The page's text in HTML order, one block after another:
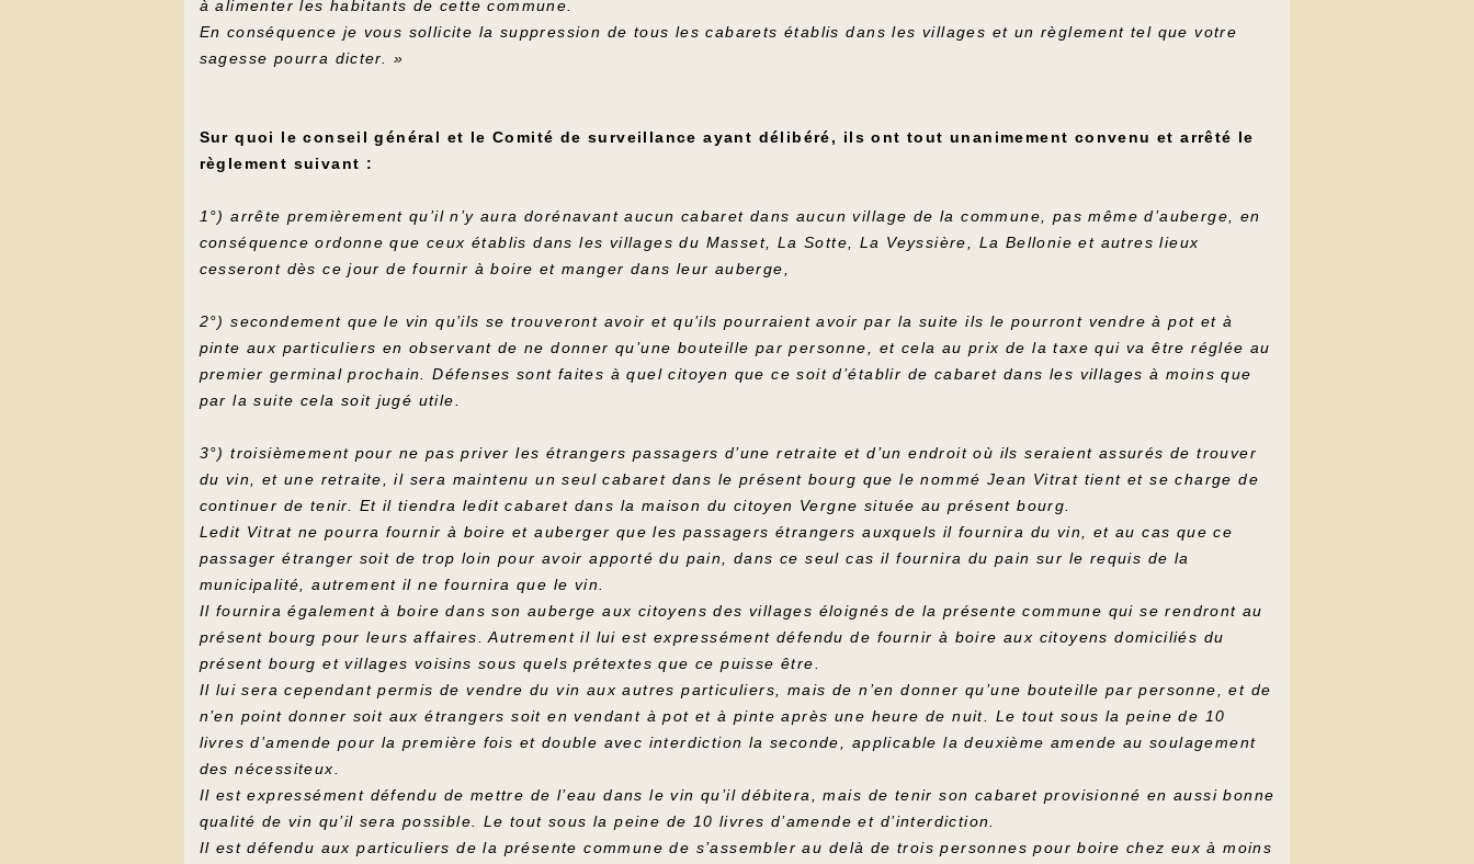
à alimenter les habitants de cette commune.
En conséquence je vous sollicite la suppression de tous les cabarets établis dans les villages et un règlement tel que votre
sagesse pourra dicter. »
Sur quoi le conseil général et le Comité de surveillance ayant délibéré, ils ont tout unanimement convenu et arrêté le
règlement suivant :
1°) arrête premièrement qu’il n’y aura dorénavant aucun cabaret dans aucun village de la commune, pas même d’auberge, en
conséquence ordonne que ceux établis dans les villages du Masset, La Sotte, La Veyssière, La Bellonie et autres lieux
cesseront dès ce jour de fournir à boire et manger dans leur auberge,
2°) secondement que le vin qu’ils se trouveront avoir et qu’ils pourraient avoir par la suite ils le pourront vendre à pot et à
pinte aux particuliers en observant de ne donner qu’une bouteille par personne, et cela au prix de la taxe qui va être réglée au
premier germinal prochain. Défenses sont faites à quel citoyen que ce soit d’établir de cabaret dans les villages à moins que
par la suite cela soit jugé utile.
3°) troisièmement pour ne pas priver les étrangers passagers d’une retraite et d’un endroit où ils seraient assurés de trouver
du vin, et une retraite, il sera maintenu un seul cabaret dans le présent bourg que le nommé Jean Vitrat tient et se charge de
continuer de tenir. Et il tiendra ledit cabaret dans la maison du citoyen Vergne située au présent bourg.
Ledit Vitrat ne pourra fournir à boire et auberger que les passagers étrangers auxquels il fournira du vin, et au cas que ce
passager étranger soit de trop loin pour avoir apporté du pain, dans ce seul cas il fournira du pain sur le requis de la
municipalité, autrement il ne fournira que le vin.
Il fournira également à boire dans son auberge aux citoyens des villages éloignés de la présente commune qui se rendront au
présent bourg pour leurs affaires. Autrement il lui est expressément défendu de fournir à boire aux citoyens domiciliés du
présent bourg et villages voisins sous quels prétextes que ce puisse être.
Il lui sera cependant permis de vendre du vin aux autres particuliers, mais de n’en donner qu’une bouteille par personne, et de
n’en point donner soit aux étrangers soit en vendant à pot et à pinte après une heure de nuit. Le tout sous la peine de 10
livres d’amende pour la première fois et double avec interdiction la seconde, applicable la deuxième amende au soulagement
des nécessiteux.
Il est expressément défendu de mettre de l’eau dans le vin qu’il débitera, mais de tenir son cabaret provisionné en aussi bonne
qualité de vin qu’il sera possible. Le tout sous la peine de 10 livres d’amende et d’interdiction.
Il est défendu aux particuliers de la présente commune de s’assembler au delà de trois personnes pour boire chez eux à moins